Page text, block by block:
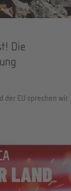
Die
der EU sprechen wir